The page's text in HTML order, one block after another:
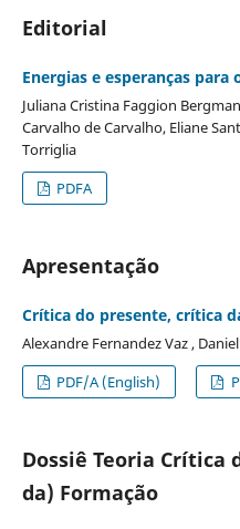
Editorial
Energias e esperanças para
Juliana Cristina Faggion
Carvalho de Carvalho, Eliane
Torriglia
PDFA
Apresentação
Crítica do presente, crítica
Alexandre Fernandez Vaz ,
PDF/A (English)
Dossiê Teoria Crítica
da) Formação